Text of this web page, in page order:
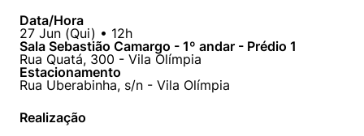
Negócios
Políticas Públicas
Sustentabilidade
Data/Hora
27 Jun (Qui) • 12h
Sala Sebastião Camargo - 1º andar - Prédio 1
Rua Quatá, 300 - Vila Olímpia
Estacionamento
Rua Uberabinha, s/n - Vila Olímpia
Realização